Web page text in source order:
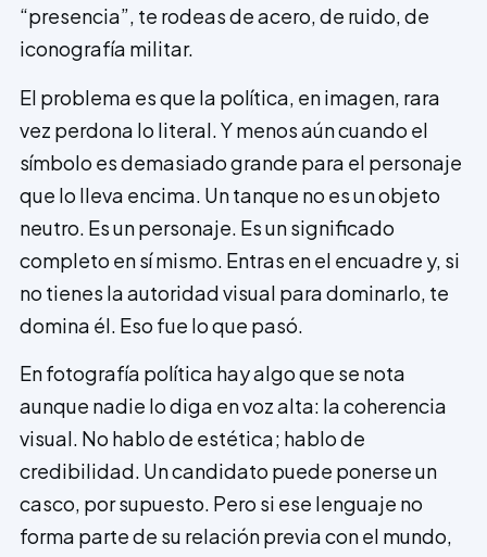
“presencia”, te rodeas de acero, de ruido, de
iconografía militar.
El problema es que la política, en imagen, rara
vez perdona lo literal. Y menos aún cuando el
símbolo es demasiado grande para el personaje
que lo lleva encima. Un tanque no es un objeto
neutro. Es un personaje. Es un significado
completo en sí mismo. Entras en el encuadre y, si
no tienes la autoridad visual para dominarlo, te
domina él. Eso fue lo que pasó.
En fotografía política hay algo que se nota
aunque nadie lo diga en voz alta: la coherencia
visual. No hablo de estética; hablo de
credibilidad. Un candidato puede ponerse un
casco, por supuesto. Pero si ese lenguaje no
forma parte de su relación previa con el mundo,